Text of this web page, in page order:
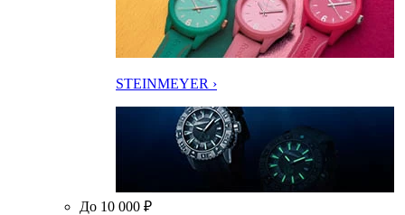
STEINMEYER ›
До 10 000 ₽